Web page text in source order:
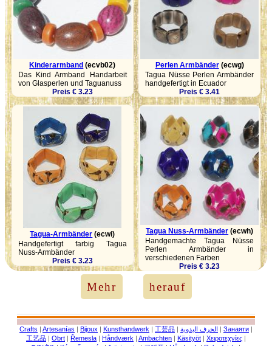
Kinderarmband (ecvb02)
Das Kind Armband Handarbeit
von Glasperlen und Taguanuss
Preis € 3.23
Perlen Armbänder(ecwg)
Tagua Nüsse Perlen Armbänder
handgefertigt in Ecuador
Preis € 3.41
Tagua-Armbänder (ecwi)
Handgefertigt farbig Tagua
Nuss-Armbänder
Preis € 3.23
Tagua Nuss-Armbänder (ecwh)
Handgemachte Tagua Nüsse
Perlen Armbänder in
verschiedenen Farben
Preis € 3.23
Mehr herauf
Crafts | Artesanías | Bijoux | Kunsthandwerk | 工芸品 | الحرف اليدوية | Занаяти |
工艺品 | Obrt | Řemesla | Håndværk | Ambachten | Käsityöt | Χειροτεχνίες |